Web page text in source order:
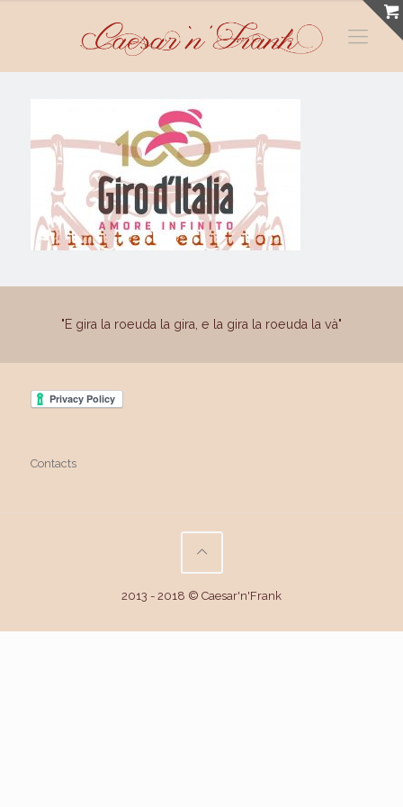
"E gira la roeuda la gira, e la gira la roeuda la và"
Contacts
2013 - 2018 © Caesar'n'Frank